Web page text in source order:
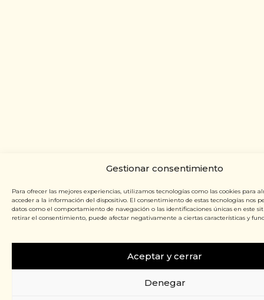
Gestionar consentimiento
Para ofrecer las mejores experiencias, utilizamos tecnologías como las cookies para
acceder a la información del dispositivo. El consentimiento de estas tecnologías nos
datos como el comportamiento de navegación o las identificaciones únicas en este
retirar el consentimiento, puede afectar negativamente a ciertas características y
Aceptar y cerrar
Denegar